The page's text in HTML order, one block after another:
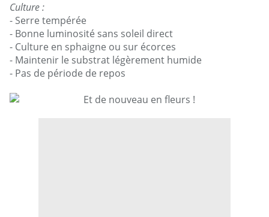
Culture :
- Serre tempérée
- Bonne luminosité sans soleil direct
- Culture en sphaigne ou sur écorces
- Maintenir le substrat légèrement humide
- Pas de période de repos